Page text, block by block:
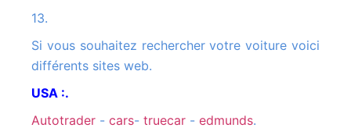
13.
Si vous souhaitez rechercher votre voiture voici
différents sites web.
USA :.
autotrader - cars- truecar - edmunds.